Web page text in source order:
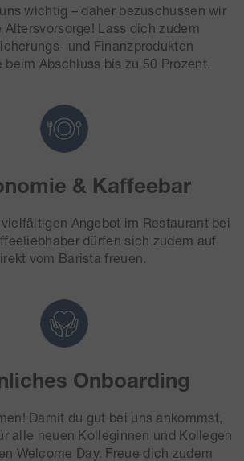
wichtig – daher bezuschussen wir
Lass dich zudem
und Finanzprodukten
beim Abschluss bis zu 50 Prozent.
& Kaffeebar
Angebot im Restaurant bei
dürfen sich zudem auf
vom Barista freuen.
Onboarding
Damit du gut bei uns ankommst,
alle neuen Kolleginnen und Kollegen
Welcome Day. Freue dich zudem